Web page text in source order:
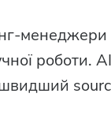
менеджери
роботи.